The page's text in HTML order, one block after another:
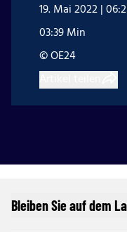
19. Mai 2022 |
03:39 Min
© OE24
Bleiben Sie auf dem